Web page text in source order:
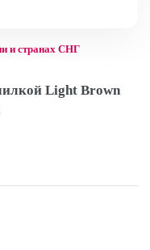
и странах СНГ
Light Brown